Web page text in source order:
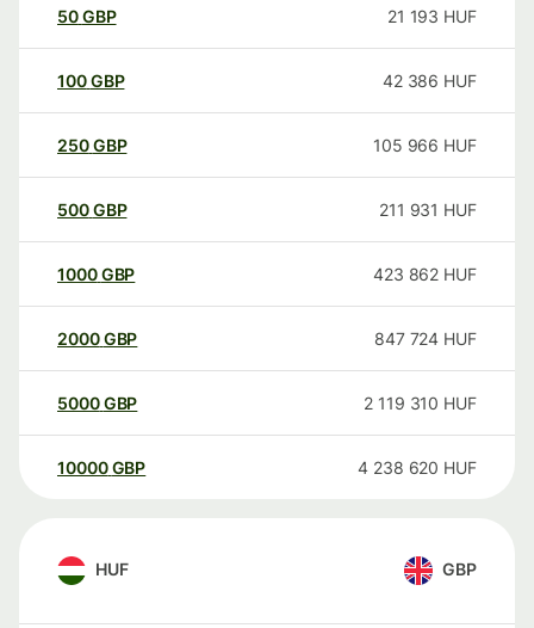
50GBP 21 193 HUF
100GBP 42 386 HUF
250GBP 105 966 HUF
500GBP 211 931 HUF
1000GBP 423 862 HUF
2000GBP 847 724 HUF
5000GBP 2 119 310 HUF
10000 GBP 4 238 620 HUF
HUF GBP